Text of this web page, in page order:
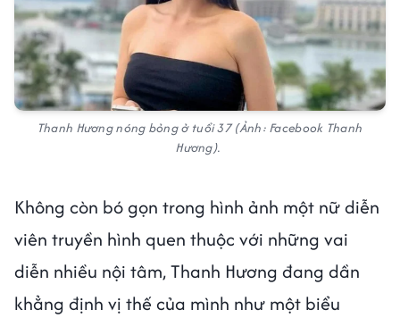
Thanh Hương nóng bỏng ở tuổi 37 (Ảnh: Facebook Thanh
Hương).
Không còn bó gọn trong hình ảnh một nữ diễn
viên truyền hình quen thuộc với những vai
diễn nhiều nội tâm, Thanh Hương đang dần
khẳng định vị thế của mình như một biểu